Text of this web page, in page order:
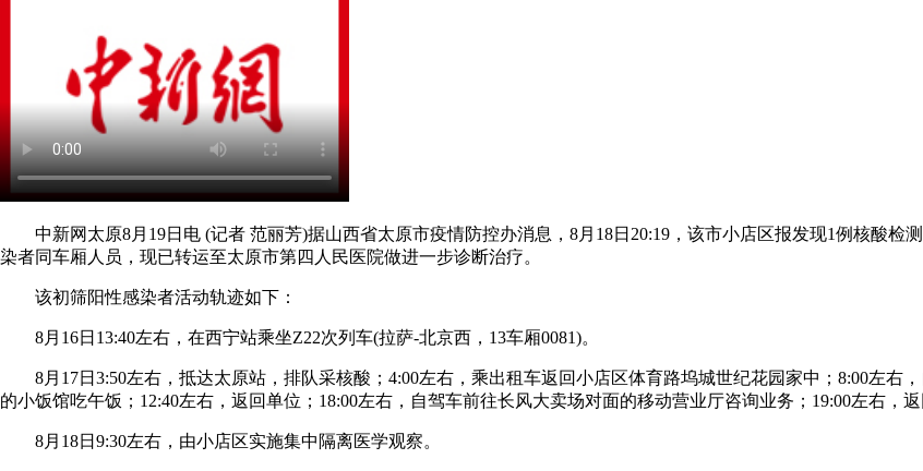
中新网太原8月19日电 (记者 范丽芳)据山西省太原市疫情防控办消息，8月18日20:19，该市小店区报发现1例核酸检
染者同车厢人员，现已转运至太原市第四人民医院做进一步诊断治疗。
该初筛阳性感染者活动轨迹如下：
8月16日13:40左右，在西宁站乘坐Z22次列车(拉萨-北京西，13车厢0081)。
8月17日3:50左右，抵达太原站，排队采核酸；4:00左右，乘出租车返回小店区体育路坞城世纪花园家中；8:00左右
的小饭馆吃午饭；12:40左右，返回单位；18:00左右，自驾车前往长风大卖场对面的移动营业厅咨询业务；19:00左右，返
8月18日9:30左右，由小店区实施集中隔离医学观察。